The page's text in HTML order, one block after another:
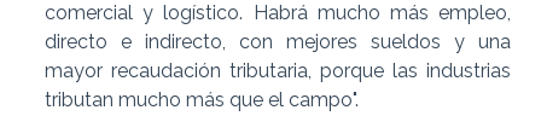
comercial y logístico. Habrá mucho más empleo,
directo e indirecto, con mejores sueldos y una
mayor recaudación tributaria, porque las industrias
tributan mucho más que el campo".